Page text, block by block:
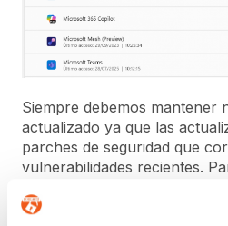
Siempre debemos mantener
actualizado ya que las
parches de seguridad que
vulnerabilidades recientes.
Selecciona ‘Windows Update’.